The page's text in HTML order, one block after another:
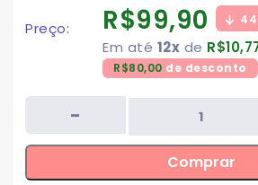
Preço: R$99,90
Em até 12x de R$
R$80,00 de desconto
Comprar